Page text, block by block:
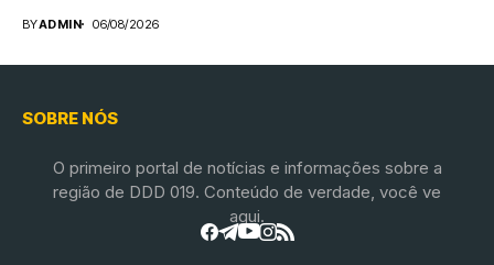
BYADMIN 06/08/2026
SOBRE NÓS
O primeiro portal de notícias e informações sobre a
região de DDD 019. Conteúdo de verdade, você ve
aqui.